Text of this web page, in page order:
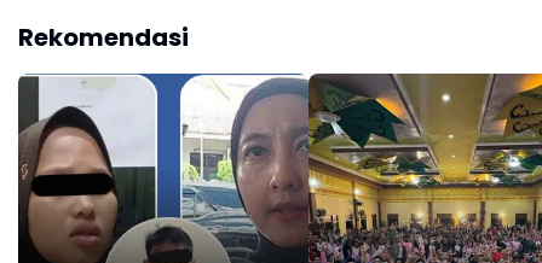
Rekomendasi